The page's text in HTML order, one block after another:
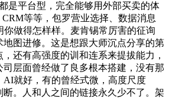
是平台型，完全能够用外部买卖的体
等等，包罗营业选择、数据消息
做得怎样样。麦肯锡常厉害的征询
图进修。这是想跟大师沉点分享的第
还有高强度的训和连系来提拔能力，
司层面曾经做了良多根本搭建，没有那
AI就好，有的曾经式微，高度尺度
。人和人之间的链接永久少不了。架